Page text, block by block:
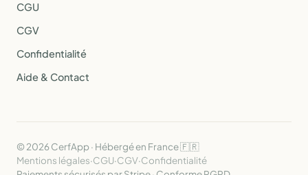
CGU
CGV
Confidentialité
Aide & Contact
© 2026 CerfApp · Hébergé en France 🇫🇷
Mentions légales·CGU·CGV·Confidentialité